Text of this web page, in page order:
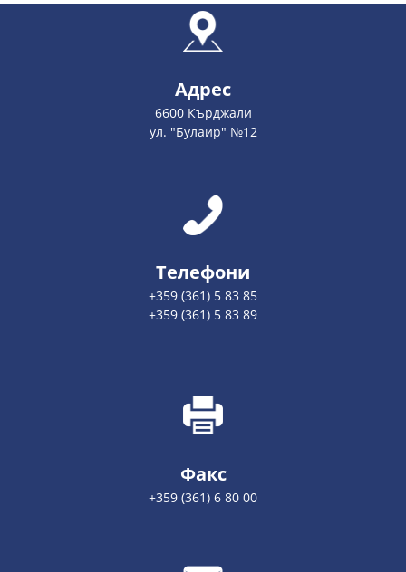
Адрес
6600 Кърджали
ул. "Булаир" №12
Телефони
+359 (361) 5 83 85
+359 (361) 5 83 89
Факс
+359 (361) 6 80 00